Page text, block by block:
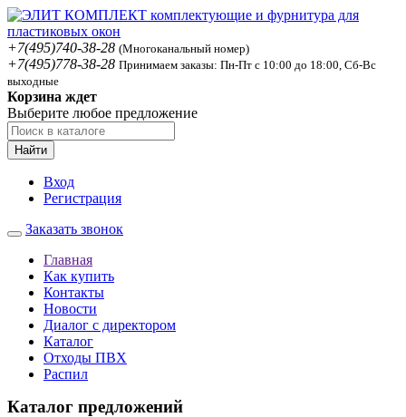
+7(495)740-38-28 (Многоканальный номер)
+7(495)778-38-28 Принимаем заказы: Пн-Пт с 10:00 до 18:00, Сб-Вс
выходные
Корзина ждет
Выберите любое предложение
Найти
Вход
Регистрация
Заказать звонок
Главная
Как купить
Контакты
Новости
Диалог с директором
Каталог
Отходы ПВХ
Распил
Каталог предложений